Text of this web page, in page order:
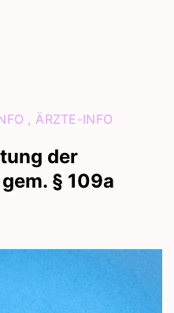
, ÄRZTE-INFO
der
§ 109a